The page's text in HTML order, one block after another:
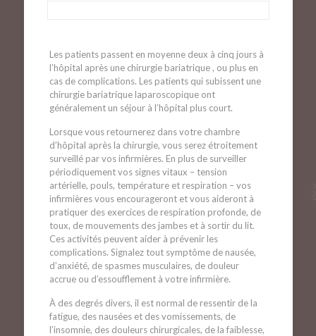
Les patients passent en moyenne deux à cinq jours à
l’hôpital après une chirurgie bariatrique , ou plus en
cas de complications. Les patients qui subissent une
chirurgie bariatrique laparoscopique ont
généralement un séjour à l’hôpital plus court.
Lorsque vous retournerez dans votre chambre
d’hôpital après la chirurgie, vous serez étroitement
surveillé par vos infirmières. En plus de surveiller
périodiquement vos signes vitaux – tension
artérielle, pouls, température et respiration – vos
infirmières vous encourageront et vous aideront à
pratiquer des exercices de respiration profonde, de
toux, de mouvements des jambes et à sortir du lit.
Ces activités peuvent aider à prévenir les
complications. Signalez tout symptôme de nausée,
d’anxiété, de spasmes musculaires, de douleur
accrue ou d’essoufflement à votre infirmière.
À des degrés divers, il est normal de ressentir de la
fatigue, des nausées et des vomissements, de
l’insomnie, des douleurs chirurgicales, de la faiblesse,